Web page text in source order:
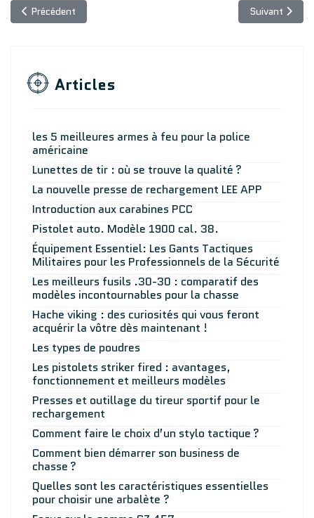
Article précédent : Les meilleurs fusils .30-30 : comparatif des
Précédent Article
Suivant
Articles
les 5 meilleures armes à feu pour la police
américaine
Lunettes de tir : où se trouve la qualité ?
La nouvelle presse de rechargement LEE APP
Introduction aux carabines PCC
Pistolet auto. Modèle 1900 cal. 38.
Équipement Essentiel: Les Gants Tactiques
Militaires pour les Professionnels de la Sécurité
Les meilleurs fusils .30-30 : comparatif des
modèles incontournables pour la chasse
Hache viking : des curiosités qui vous feront
acquérir la vôtre dès maintenant !
Les types de poudres
Les pistolets striker fired : avantages,
fonctionnement et meilleurs modèles
Presses et outillage du tireur sportif pour le
rechargement
Comment faire le choix d’un stylo tactique ?
Comment bien démarrer son business de
chasse ?
Quelles sont les caractéristiques essentielles
pour choisir une arbalète ?